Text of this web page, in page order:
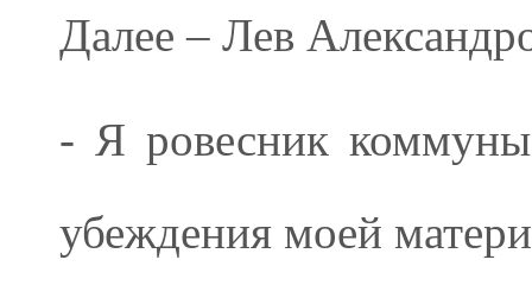
Далее – Лев
- Я ровесник
убеждения моей